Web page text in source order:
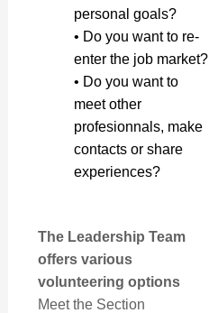
personal goals?
• Do you want to re-
enter the job market?
• Do you want to
meet other
profesionnals, make
contacts or share
experiences?
The Leadership Team
offers various
volunteering options
Meet the Section